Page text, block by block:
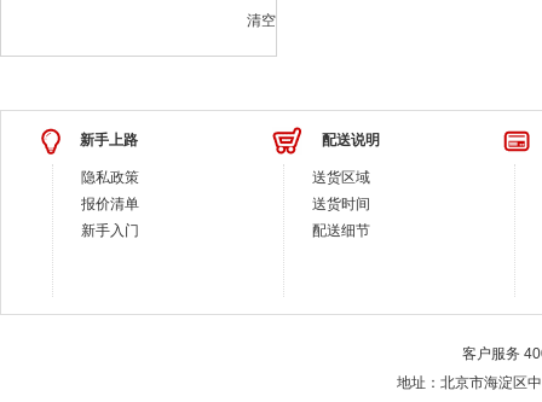
清空
新手上路
隐私政策
报价清单
新手入门
配送说明
送货区域
送货时间
配送细节
客户服务
地址：北京市海淀区